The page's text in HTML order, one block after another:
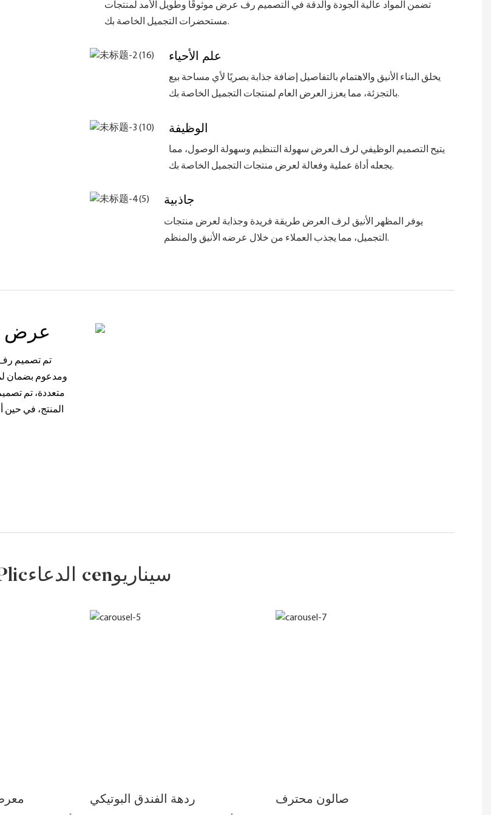
تضمن المواد عالية الجودة والدقة في التصميم رف عرض موثوقًا وطويل الأمد لمنتجات
مستحضرات التجميل الخاصة بك.
علم الأحياء
يخلق البناء الأنيق والاهتمام بالتفاصيل إضافة جذابة بصريًا لأي مساحة بيع
بالتجزئة، مما يعزز العرض العام لمنتجات التجميل الخاصة بك.
الوظيفة
يتيح التصميم الوظيفي لرف العرض سهولة التنظيم وسهولة الوصول، مما
يجعله أداة عملية وفعالة لعرض منتجات التجميل الخاصة بك.
جاذبية
يوفر المظهر الأنيق لرف العرض طريقة فريدة وجذابة لعرض منتجات
التجميل، مما يجذب العملاء من خلال عرضه الأنيق والمنظم.
عرض
تم تصميم
متعددة، تم
Plicالدعاء cenسيناريو
ردهة الفندق البوتيكي صالون محترف